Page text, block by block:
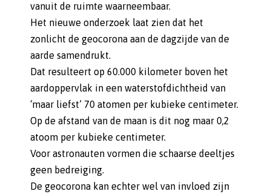
vanuit de ruimte waarneembaar.
Het nieuwe onderzoek laat zien dat het
zonlicht de geocorona aan de dagzijde van de
aarde samendrukt.
Dat resulteert op 60.000 kilometer boven het
aardoppervlak in een waterstofdichtheid van
‘maar liefst’ 70 atomen per kubieke centimeter.
Op de afstand van de maan is dit nog maar 0,2
atoom per kubieke centimeter.
Voor astronauten vormen die schaarse deeltjes
geen bedreiging.
De geocorona kan echter wel van invloed zijn